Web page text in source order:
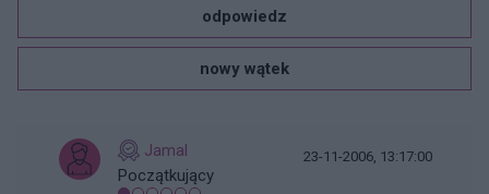
odpowiedz
nowy wątek
Jamal
Początkujący
23-11-2006, 13:17:00